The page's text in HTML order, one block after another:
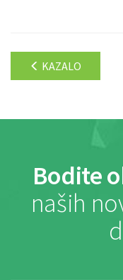
KAZALO
Bodite
naših